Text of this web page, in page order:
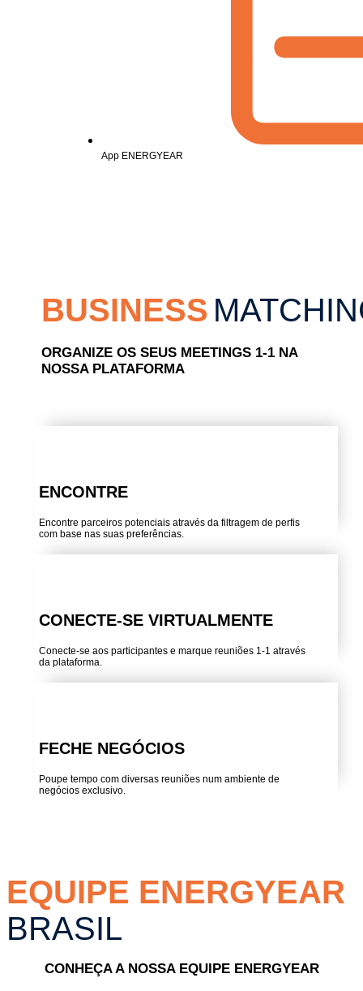
App ENERGYEAR
BUSINESS
ORGANIZE OS SEUS MEETINGS 1-1 NA
NOSSA PLATAFORMA
ENCONTRE
Encontre parceiros potenciais através da filtragem de perfis
com base nas suas preferências.
CONECTE-SE VIRTUALMENTE
Conecte-se aos participantes e marque reuniões 1-1 através
da plataforma.
FECHE NEGÓCIOS
Poupe tempo com diversas reuniões num ambiente de
negócios exclusivo.
EQUIPE ENERGYEAR
BRASIL
CONHEÇA A NOSSA EQUIPE ENERGYEAR